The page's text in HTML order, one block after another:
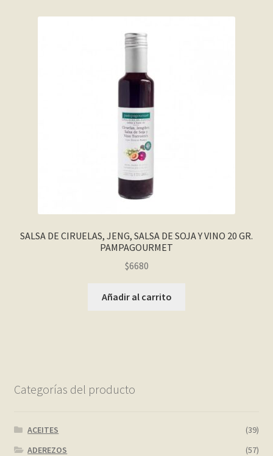
SALSA DE CIRUELAS, JENG, SALSA DE SOJA Y VINO 20 GR.
PAMPAGOURMET
$6680
Añadir al carrito
Categorías del producto
ACEITES
(39)
ADEREZOS
(57)